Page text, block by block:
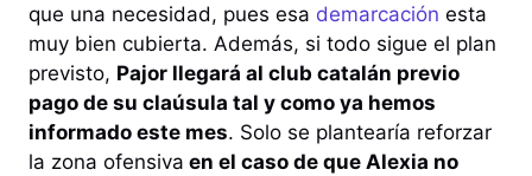
que una necesidad, pues esa demarcación esta
muy bien cubierta. Además, si todo sigue el plan
previsto, Pajor llegará al club catalán previo
pago de su claúsula tal y como ya hemos
informado este mes. Solo se plantearía reforzar
la zona ofensiva en el caso de que Alexia no